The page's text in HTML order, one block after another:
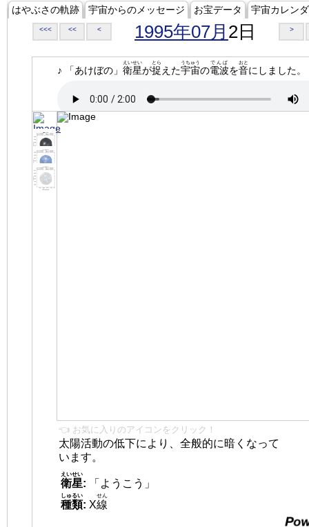
はやぶさの軌跡 宇宙からのメッセージ お宝データ 宇宙カレン
<<< << < 1995年07月 2日 >
♪ 「あけぼの」 衛星
えいせい
が捉
とら
えた宇宙
うちゅう
の電波
でんぱ
を音
おと
にしました。
👈 お気に入りのアイコンをクリック！
太陽活動の低下により、全般的に暗くなって
います。
衛星
えいせい
:
「ようこう」
種類
しゅるい
: X線
せん